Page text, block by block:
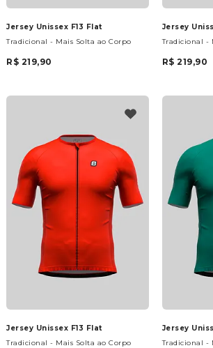
Jersey Unissex F13 Flat
Tradicional - Mais Solta ao Corpo
R$ 219,90
Jersey
Tradicional -
R$ 219,90
Jersey Unissex F13 Flat
Tradicional - Mais Solta ao Corpo
Jersey
Tradicional -